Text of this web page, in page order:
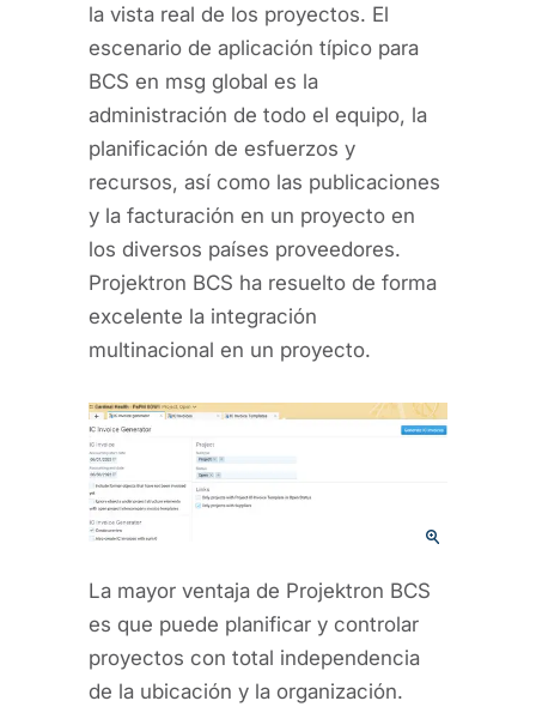
la vista real de los proyectos. El
escenario de aplicación típico para
BCS en msg global es la
administración de todo el equipo, la
planificación de esfuerzos y
recursos, así como las publicaciones
y la facturación en un proyecto en
los diversos países proveedores.
Projektron BCS ha resuelto de forma
excelente la integración
multinacional en un proyecto.
La mayor ventaja de Projektron BCS
es que puede planificar y controlar
proyectos con total independencia
de la ubicación y la organización.